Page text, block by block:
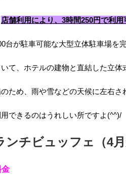
店舗利用により、3時間250円で利用
台が駐車可能な大型立体駐車場を
て、ホテルの建物と直結した立体
ため、雨や雪などの天候に左右さ
できるのはうれしい所ですよ(^^)/
ンチビュッフェ（4月
金